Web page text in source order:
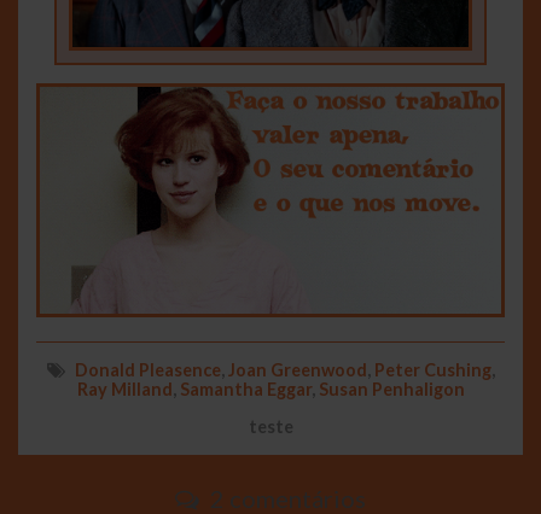
Donald Pleasence, Joan Greenwood, Peter Cushing,
Ray Milland, Samantha Eggar, Susan Penhaligon
teste
2 comentários